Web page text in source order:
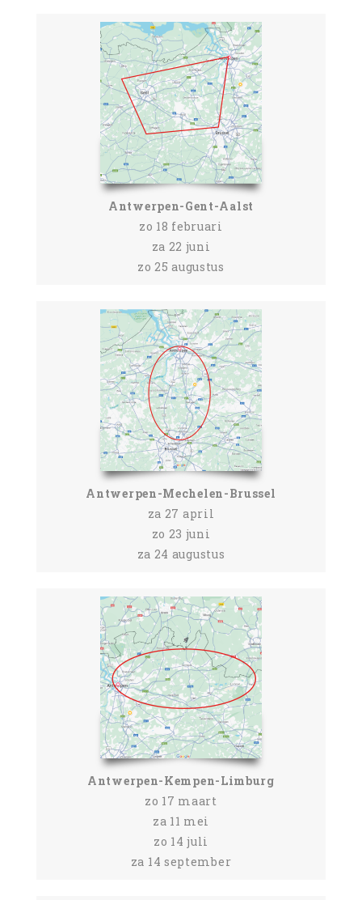
Antwerpen-Gent-Aalst
zo 18 februari
za 22 juni
zo 25 augustus
Antwerpen-Mechelen-Brussel
za 27 april
zo 23 juni
za 24 augustus
Antwerpen-Kempen-Limburg
zo 17 maart
za 11 mei
zo 14 juli
za 14 september